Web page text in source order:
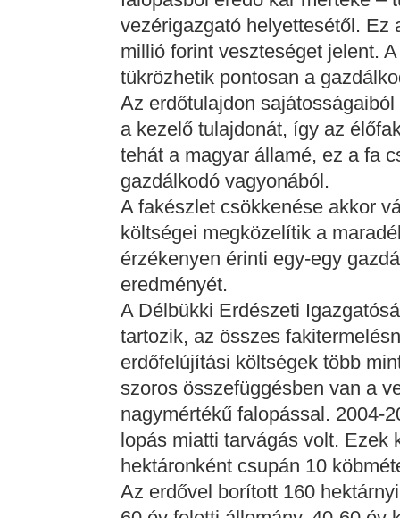
vezérigazgató helyettesétől. Ez
millió forint veszteséget jelent.
tükrözhetik pontosan a
Az erdőtulajdon
a kezelő tulajdonát, így az
tehát a magyar államé, ez a fa
gazdálkodó vagyonából.
A fakészlet csökkenése akkor
költségei megközelítik a
érzékenyen érinti egy-egy
eredményét.
A Délbükki Erdészeti
tartozik, az összes
erdőfelújítási költségek több
szoros összefüggésben van a
nagymértékű falopással. 2004-
lopás miatti tarvágás volt. Ezek
hektáronként csupán 10
Az erdővel borított 160